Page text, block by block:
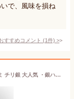
で、風味を損ね
すすめコメント (1件) >
大トロサーモン 塩銀鮭ハラス 冷凍 1kg ハラミ チリ銀 大人気 ・銀ハラス1kg・